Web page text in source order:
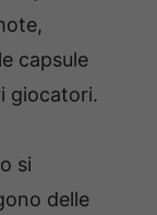
capsule
giocatori.
si
delle